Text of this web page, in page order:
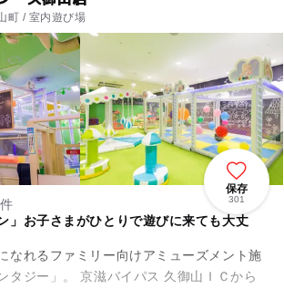
町 / 室内遊び場
保存
301
」お子さまがひとりで遊びに来ても大丈
なれるファミリー向けアミューズメント施
タジー」。 京滋バイパス 久御山ＩＣから